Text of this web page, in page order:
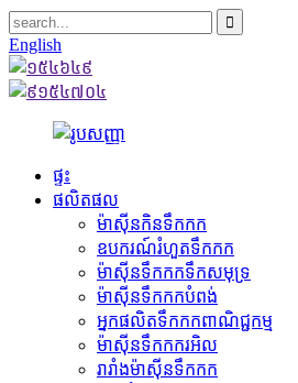
English
ផ្ទះ
ផលិតផល
ម៉ាស៊ីនកិនទឹកកក
ឧបករណ៍រំហួតទឹកកក
ម៉ាស៊ីនទឹកកកទឹកសមុទ្រ
ម៉ាស៊ីនទឹកកកបំពង់
អ្នកផលិតទឹកកកពាណិជ្ជកម្ម
ម៉ាស៊ីនទឹកកករអិល
រារាំងម៉ាស៊ីនទឹកកក